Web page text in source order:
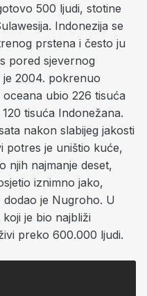
500 ljudi, stotine
Indonezija se
prstena i često ju
pored sjevernog
2004. pokrenuo
ubio 226 tisuća
tisuća Indonežana.
nakon slabijeg jakosti
potres je uništio kuće,
njih najmanje deset,
iznimno jako,
dodao je Nugroho. U
je bio najbliži
preko 600.000 ljudi.